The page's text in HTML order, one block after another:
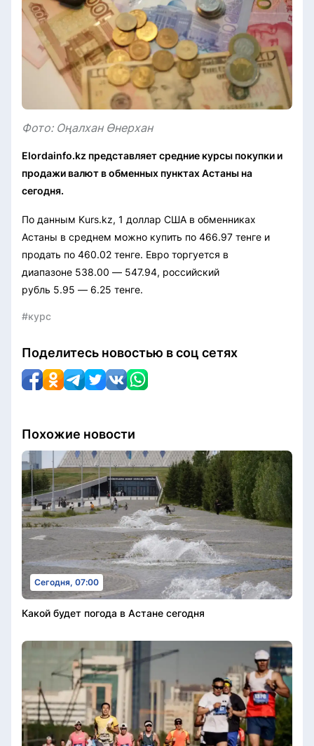
Фото: Оңалхан Өнерхан
Elordainfo.kz представляет средние курсы покупки и
продажи валют в обменных пунктах Астаны на
сегодня.
По данным Kurs.kz, 1 доллар США в обменниках
Астаны в среднем можно купить по 466.97 тенге и
продать по 460.02 тенге. Евро торгуется в
диапазоне 538.00 — 547.94, российский
рубль 5.95 — 6.25 тенге.
#курс
Поделитесь новостью в соц сетях
Похожие новости
Сегодня, 07:00
Какой будет погода в Астане сегодня